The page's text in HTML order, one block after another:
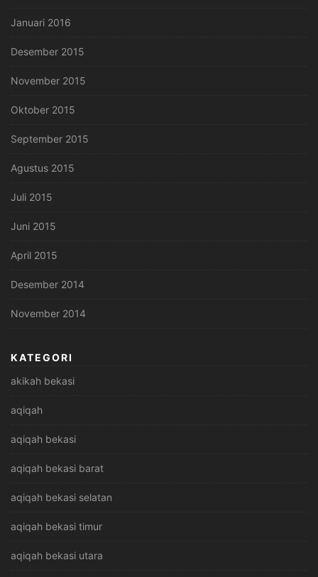
Januari 2016
Desember 2015
November 2015
Oktober 2015
September 2015
Agustus 2015
Juli 2015
Juni 2015
April 2015
Desember 2014
November 2014
KATEGORI
akikah bekasi
aqiqah
aqiqah bekasi
aqiqah bekasi barat
aqiqah bekasi selatan
aqiqah bekasi timur
aqiqah bekasi utara